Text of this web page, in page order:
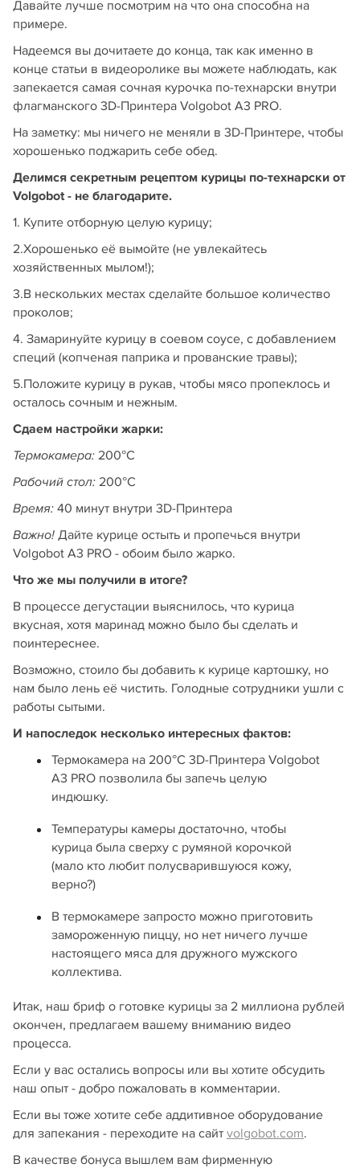
Давайте лучше посмотрим на что она способна на
примере.
Надеемся вы дочитаете до конца, так как именно в
конце статьи в видеоролике вы можете наблюдать, как
запекается самая сочная курочка по-технарски внутри
флагманского 3D-Принтера Volgobot А3 PRO.
На заметку: мы ничего не меняли в 3D-Принтере, чтобы
хорошенько поджарить себе обед.
Делимся секретным рецептом курицы по-технарски от
Volgobot - не благодарите.
1. Купите отборную целую курицу;
2.Хорошенько её вымойте (не увлекайтесь
хозяйственных мылом!);
3.В нескольких местах сделайте большое количество
проколов;
4. Замаринуйте курицу в соевом соусе, с добавлением
специй (копченая паприка и прованские травы);
5.Положите курицу в рукав, чтобы мясо пропеклось и
осталось сочным и нежным.
Сдаем настройки жарки:
Термокамера: 200°С
Рабочий стол: 200°С
Время: 40 минут внутри 3D-Принтера
Важно! Дайте курице остыть и пропечься внутри
Volgobot A3 PRO - обоим было жарко.
Что же мы получили в итоге?
В процессе дегустации выяснилось, что курица
вкусная, хотя маринад можно было бы сделать и
поинтереснее.
Возможно, стоило бы добавить к курице картошку, но
нам было лень её чистить. Голодные сотрудники ушли с
работы сытыми.
И напоследок несколько интересных фактов:
Термокамера на 200°С 3D-Принтера Volgobot
A3 PRO позволила бы запечь целую
индюшку.
Температуры камеры достаточно, чтобы
курица была сверху с румяной корочкой
(мало кто любит полусварившуюся кожу,
верно?)
В термокамере запросто можно приготовить
замороженную пиццу, но нет ничего лучше
настоящего мяса для дружного мужского
коллектива.
Итак, наш бриф о готовке курицы за 2 миллиона рублей
окончен, предлагаем вашему вниманию видео
процесса.
Если у вас остались вопросы или вы хотите обсудить
наш опыт - добро пожаловать в комментарии.
Если вы тоже хотите себе аддитивное оборудование
для запекания - переходите на сайт volgobot.com.
В качестве бонуса вышлем вам фирменную